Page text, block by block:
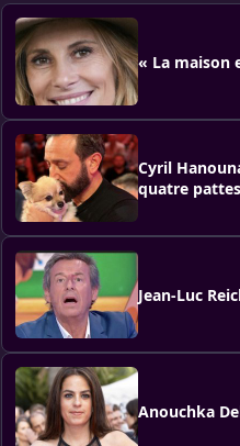
« La maison
Cyril
quatre pattes
Jean-Luc
Anouchka